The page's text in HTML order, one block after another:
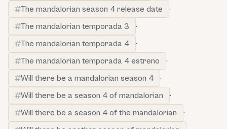
The mandalorian season 4 release date
·
The mandalorian temporada 3
·
The mandalorian temporada 4
·
The mandalorian temporada 4 estreno
·
Will there be a mandalorian season 4
·
Will there be a season 4 of mandalorian
·
Will there be a season 4 of the mandalorian
·